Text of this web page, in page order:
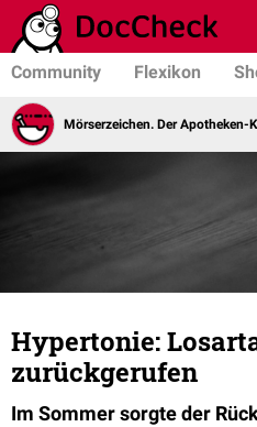
Community Flexikon
Mörserzeichen. Der Apotheken-
Hypertonie:
zurückgerufen
Im Sommer sorgte der